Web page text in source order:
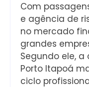
Com
e agência de
no mercado
grandes
Segundo ele,
Porto Itapoá
ciclo